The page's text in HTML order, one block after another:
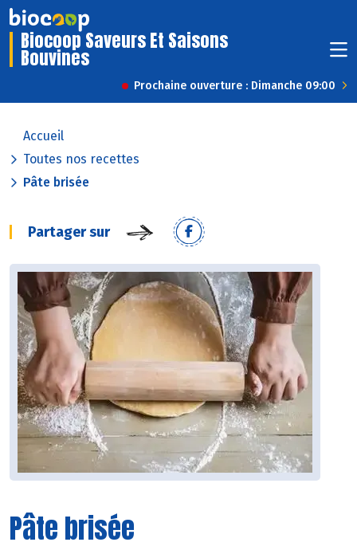
Biocoop Saveurs Et Saisons
Bouvines
Prochaine ouverture : Dimanche 09:00
Accueil
Toutes nos recettes
Pâte brisée
Partager sur
Pâte brisée